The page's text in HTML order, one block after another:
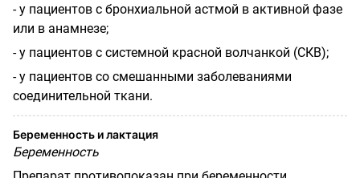
- у пациентов с бронхиальной астмой в активной фазе
или в анамнезе;
- у пациентов с системной красной волчанкой (СКВ);
- у пациентов со смешанными заболеваниями
соединительной ткани.
Беременность и лактация
Беременность